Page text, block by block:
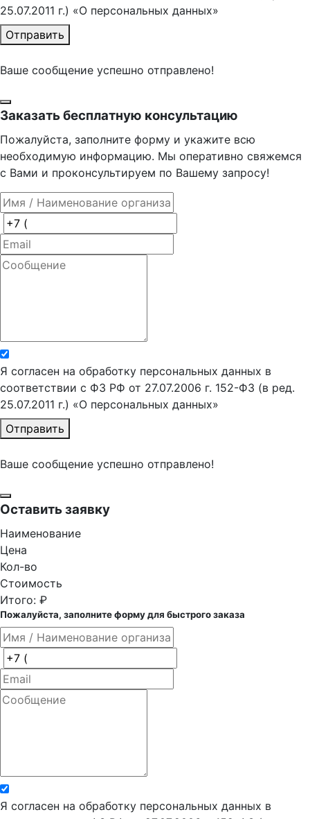
25.07.2011 г.) «О персональных данных»
Отправить
Ваше сообщение успешно отправлено!
Заказать бесплатную консультацию
Пожалуйста, заполните форму и укажите всю
необходимую информацию. Мы оперативно свяжемся
с Вами и проконсультируем по Вашему запросу!
Я согласен на обработку персональных данных в
соответствии с ФЗ РФ от 27.07.2006 г. 152-ФЗ (в ред.
25.07.2011 г.) «О персональных данных»
Отправить
Ваше сообщение успешно отправлено!
Оставить заявку
Наименование
Цена
Кол-во
Стоимость
Итого: ₽
Пожалуйста, заполните форму для быстрого заказа
Я согласен на обработку персональных данных в